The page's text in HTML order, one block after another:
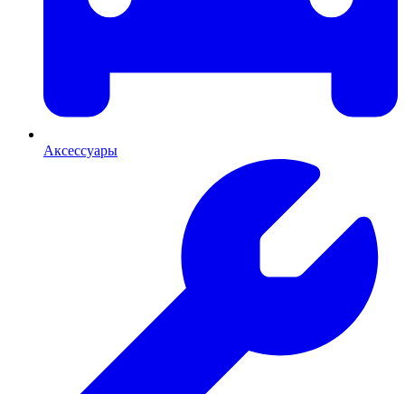
Аксессуары